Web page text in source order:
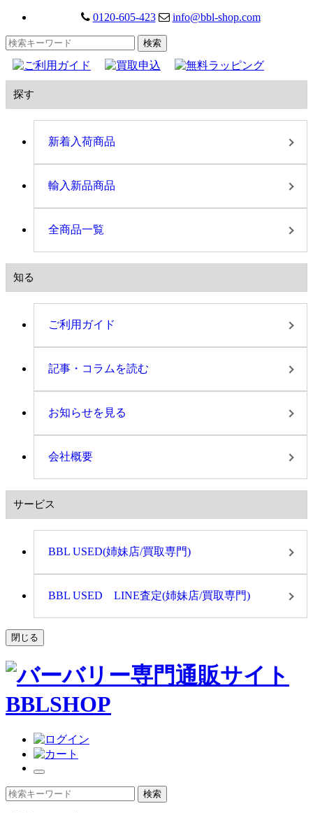
0120-605-423 info@bbl-shop.com
探す
新着入荷商品
輸入新品商品
全商品一覧
知る
ご利用ガイド
記事・コラムを読む
お知らせを見る
会社概要
サービス
BBL USED(姉妹店/買取専門)
BBL USED LINE査定(姉妹店/買取専門)
閉じる